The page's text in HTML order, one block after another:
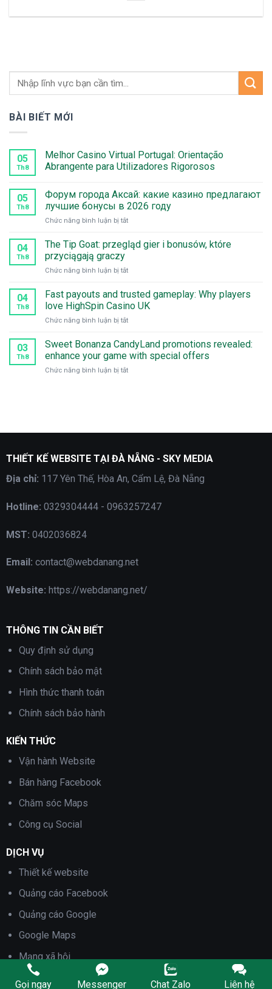
BÀI BIẾT MỚI
05
Th8
Melhor Casino Virtual Portugal: Orientação
Abrangente para Utilizadores Rigorosos
05
Th8
Форум города Аксай: какие казино предлагают
лучшие бонусы в 2026 году
Chức năng bình luận bị tắtở
города
Аксай:
казино
лучшие
бонусы
2026
04
Th8
The Tip Goat: przegląd gier i bonusów, które
przyciągają graczy
Chức năng bình luận bị tắtở
Tip
Goat:
przegląd
gier
bonusów,
które
przyciągają
graczy
04
Th8
Fast payouts and trusted gameplay: Why players
love HighSpin Casino UK
Chức năng bình luận bị tắtở
payouts
and
trusted
gameplay:
UK
03
Th8
Sweet Bonanza CandyLand promotions revealed:
enhance your game with special offers
Chức năng bình luận bị tắtở
enhance
game
with
special
offers
THIẾT KẾ WEBSITE TẠI ĐÀ NẴNG - SKY MEDIA
Địa chỉ: 117 Yên Thế, Hòa An, Cẩm Lệ, Đà Nẵng
Hotline: 0329304444 - 0963257247
MST: 0402036824
Email: contact@webdanang.net
Website: https://webdanang.net/
THÔNG TIN CẦN BIẾT
Quy định sử dụng
Chính sách bảo mật
Hình thức thanh toán
Chính sách bảo hành
KIẾN THỨC
Vận hành Website
Bán hàng Facebook
Chăm sóc Maps
Công cụ Social
DỊCH VỤ
Thiết kế website
Quảng cáo Facebook
Quảng cáo Google
Google Maps
Mạng xã hội
Gọi ngay Messenger Chat Zalo Liên hệ